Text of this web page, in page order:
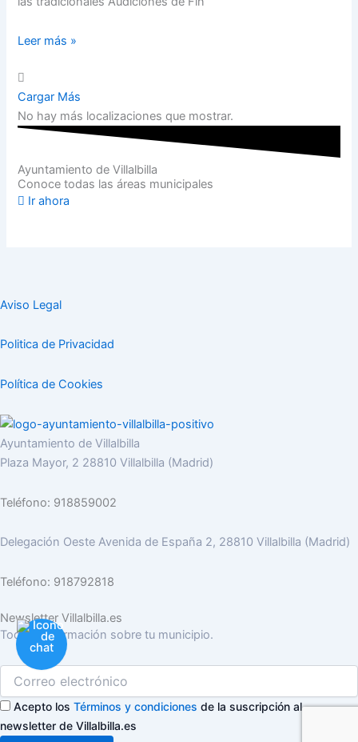
Leer más »
Cargar Más
No hay más localizaciones que mostrar.
Ayuntamiento de Villalbilla
Conoce todas las áreas municipales
Ir ahora
Aviso Legal
Politica de Privacidad
Política de Cookies
Ayuntamiento de Villalbilla
Plaza Mayor, 2 28810 Villalbilla (Madrid)
Teléfono: 918859002
Delegación Oeste Avenida de España 2, 28810 Villalbilla (Madrid)
Teléfono: 918792818
Newsletter Villalbilla.es
Toda la información sobre tu municipio.
Acepto los Términos y condiciones de la suscripción al
newsletter de Villalbilla.es